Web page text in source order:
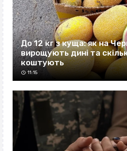
До 12 кг з куща: як на
вирощують дині та
коштують
11:15